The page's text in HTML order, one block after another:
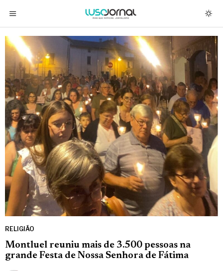
RELIGIÃO
Montluel reuniu mais de 3.500 pessoas na
grande Festa de Nossa Senhora de Fátima